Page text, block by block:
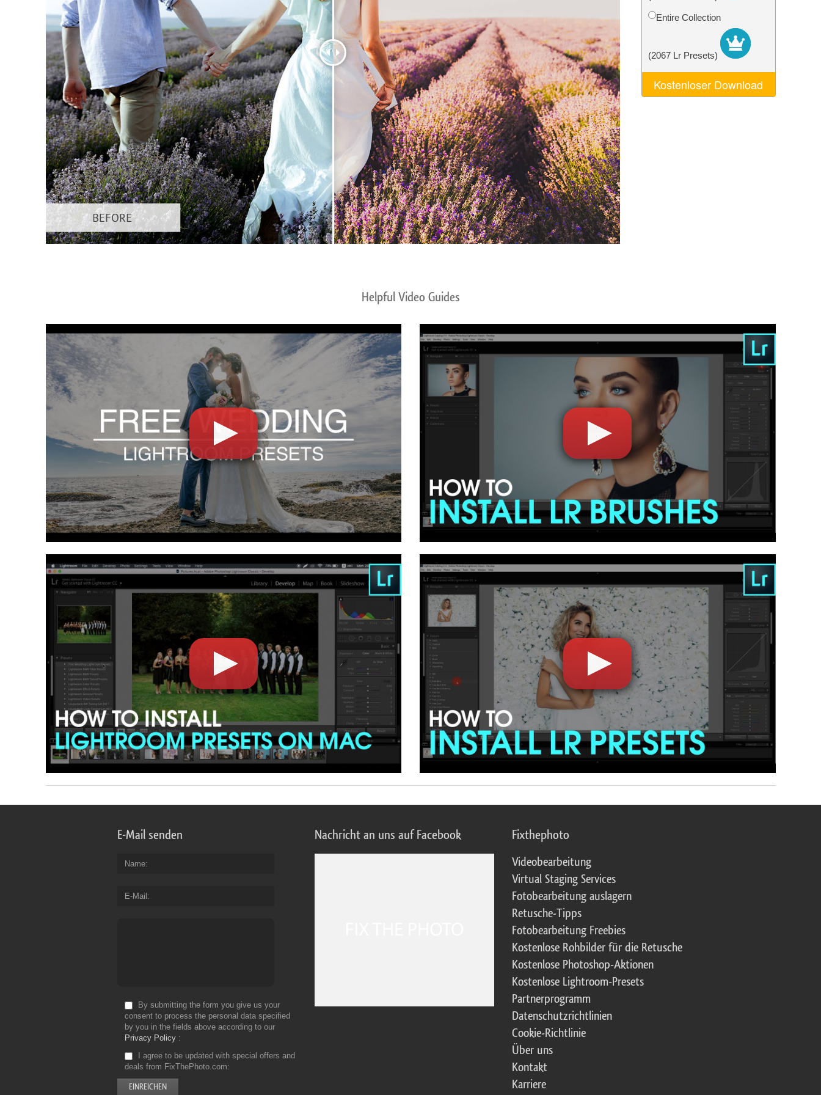
Produkt-Fotobearbeitung Schmuck-Fotobearbeitung Video Editing ServicesEntire Collection
(2067 Lr Presets)
Kostenloser Download
Helpful Video Guides
E-Mail senden
Name
E-Mail
By submitting the form you give us your
consent to process the personal data specified
by you in the fields above according to our
Privacy Policy
I agree to be updated with special offers and
deals from FixThePhoto.com
Nachricht an uns auf Facebook Fixthephoto
Videobearbeitung
Virtual Staging Services
Fotobearbeitung auslagern
Retusche-Tipps
Fotobearbeitung Freebies
Kostenlose Rohbilder für die Retusche
Kostenlose Photoshop-Aktionen
Kostenlose Lightroom-Presets
Partnerprogramm
Datenschutzrichtlinien
Cookie-Richtlinie
Über uns
Kontakt
Karriere